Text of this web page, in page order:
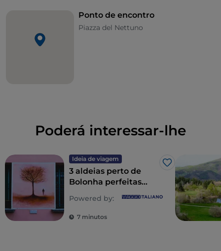
Ponto de encontro
Piazza del Nettuno
Poderá interessar-lhe
Ideia de viagem
Gosto
3 aldeias perto de
Bolonha perfeitas
para uma viagem de
um dia
Powered by:
7 minutos